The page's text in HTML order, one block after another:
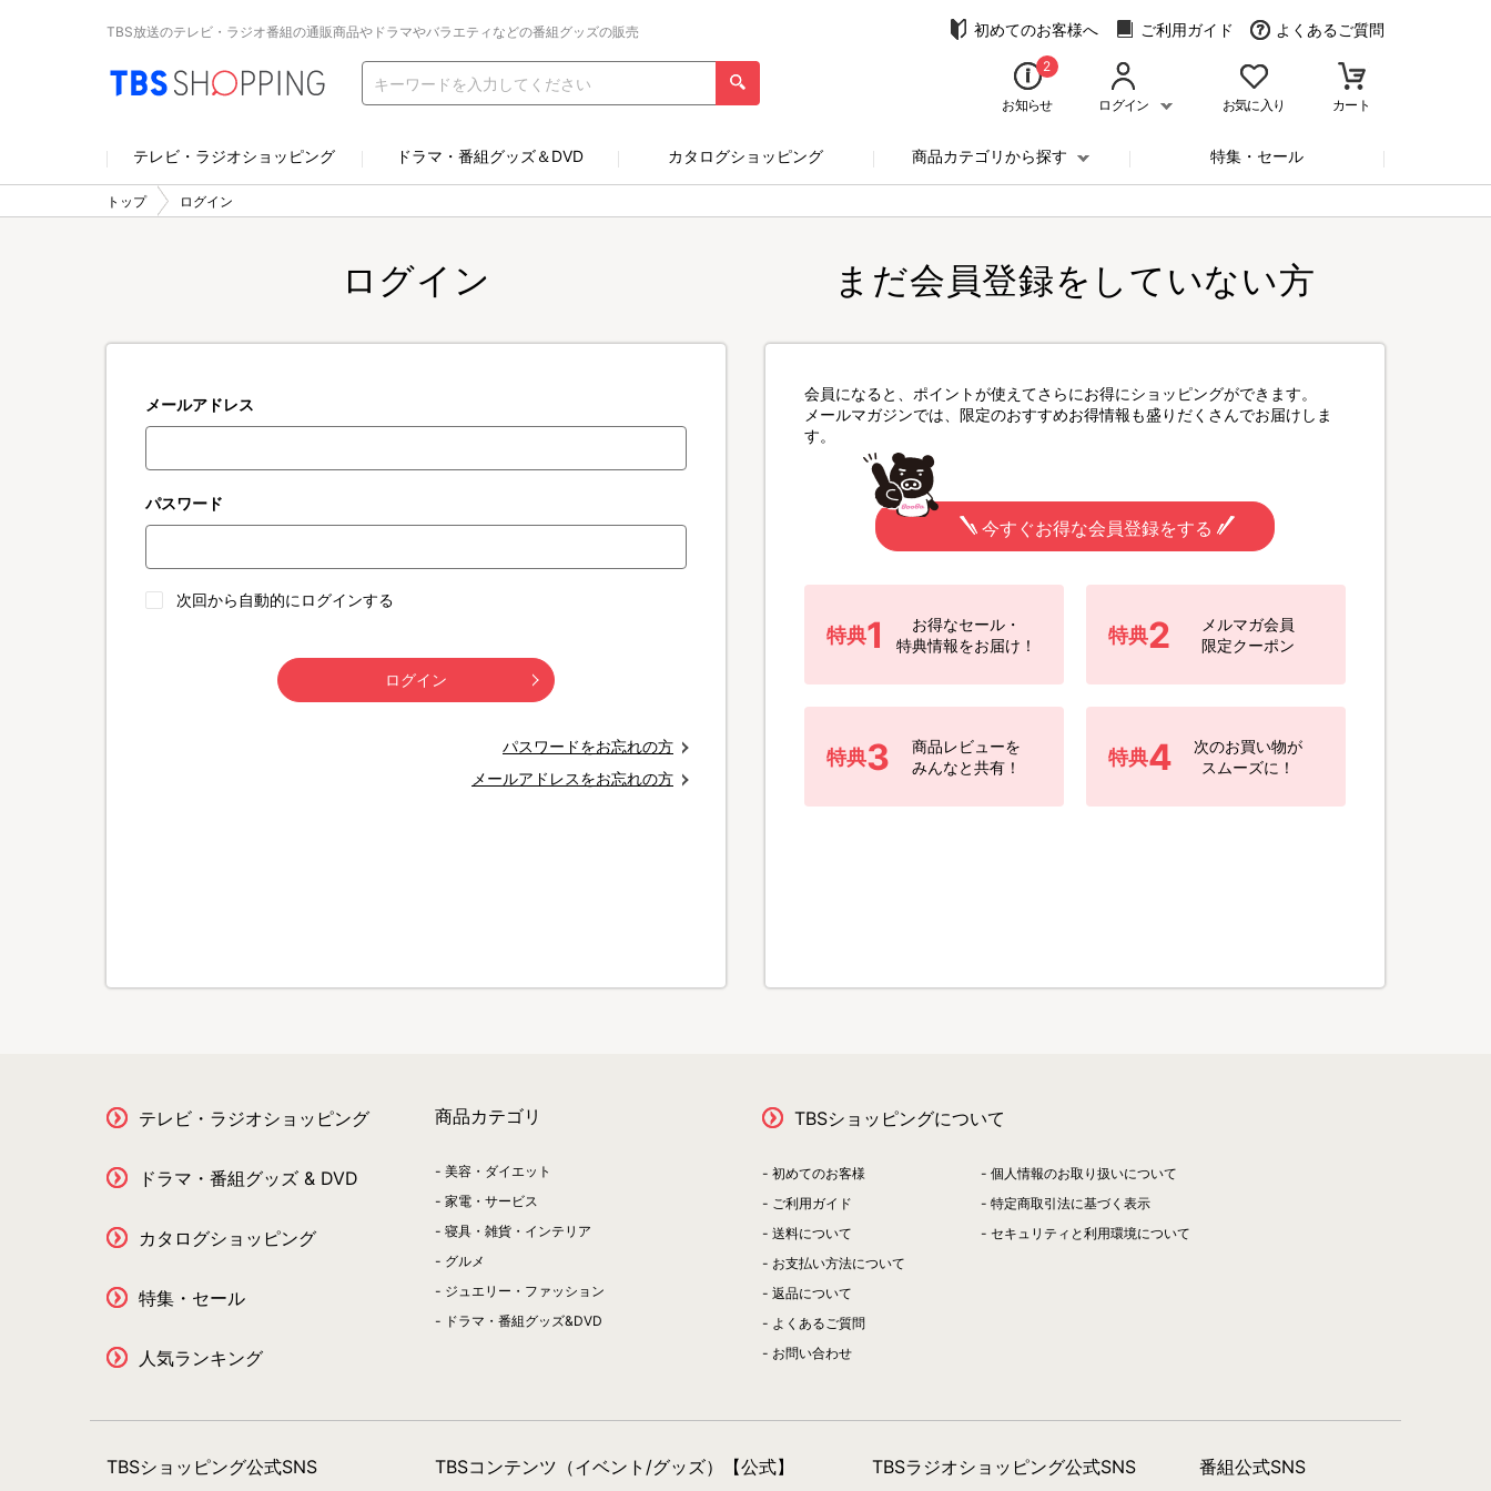
TBS放送のテレビ・ラジオ番組の通販商品やドラマやバラエティなどの番組グッズの販売 初めてのお客様へ ご利用ガイド よくあるご質問
2
お知らせ ログイン お気に入り カート
テレビ・ラジオショッピング ドラマ・番組グッズ＆DVD カタログショッピング 商品カテゴリから探す 特集・セール
トップ ログイン
ログイン
メールアドレス
パスワード
次回から自動的にログインする
ログイン
パスワードをお忘れの方
メールアドレスをお忘れの方
まだ会員登録をしていない方
会員になると、ポイントが使えてさらにお得にショッピングができます。
メールマガジンでは、限定のおすすめお得情報も盛りだくさんでお届けしま
す。
今すぐお得な会員登録をする
特典1
お得なセール・
特典情報をお届け！
特典2
メルマガ会員
限定クーポン
特典3
商品レビューを
みんなと共有！
特典4
次のお買い物が
スムーズに！
テレビ・ラジオショッピング
ドラマ・番組グッズ & DVD
カタログショッピング
特集・セール
人気ランキング
商品カテゴリ
美容・ダイエット
家電・サービス
寝具・雑貨・インテリア
グルメ
ジュエリー・ファッション
ドラマ・番組グッズ&DVD
TBSショッピングについて
初めてのお客様
ご利用ガイド
送料について
お支払い方法について
返品について
よくあるご質問
お問い合わせ
個人情報のお取り扱いについて
特定商取引法に基づく表示
セキュリティと利用環境について
TBSショッピング公式SNS TBSコンテンツ（イベント/グッズ）【公式】 TBSラジオショッピング公式SNS 番組公式SNS